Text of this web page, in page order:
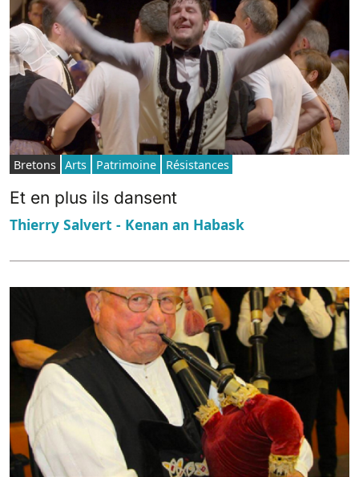
Bretons Arts Patrimoine Résistances
Et en plus ils dansent
Thierry Salvert - Kenan an Habask